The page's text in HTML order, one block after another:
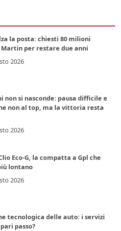
la posta: chiesti 80 milioni
Martin per restare due anni
2026
non si nasconde: pausa difficile e
non al top, ma la vittoria resta
2026
Eco-G, la compatta a Gpl che
lontano
2026
tecnologica delle auto: i servizi
passo?